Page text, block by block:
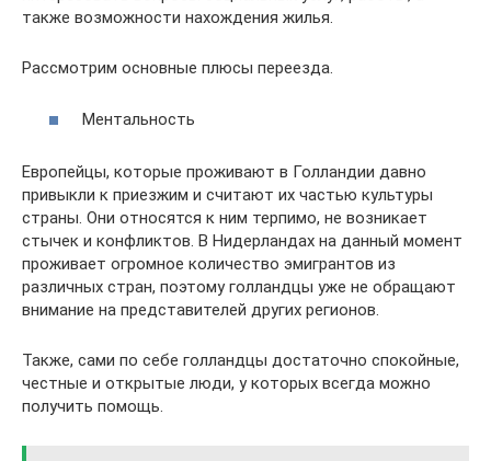
также возможности нахождения жилья.
Рассмотрим основные плюсы переезда.
Ментальность
Европейцы, которые проживают в Голландии давно
привыкли к приезжим и считают их частью культуры
страны. Они относятся к ним терпимо, не возникает
стычек и конфликтов. В Нидерландах на данный момент
проживает огромное количество эмигрантов из
различных стран, поэтому голландцы уже не обращают
внимание на представителей других регионов.
Также, сами по себе голландцы достаточно спокойные,
честные и открытые люди, у которых всегда можно
получить помощь.